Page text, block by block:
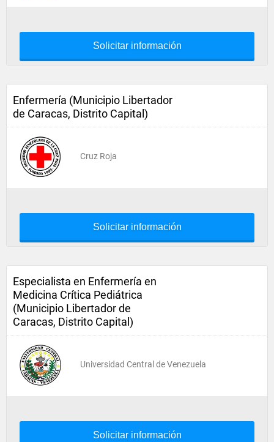
Solicitar información
Enfermería (Municipio Libertador
de Caracas, Distrito Capital)
Cruz Roja
Solicitar información
Especialista en Enfermería en
Medicina Crítica Pediátrica
(Municipio Libertador de
Caracas, Distrito Capital)
Universidad Central de Venezuela
Solicitar información